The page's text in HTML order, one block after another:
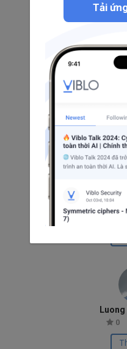
0
Luong
0
Tải